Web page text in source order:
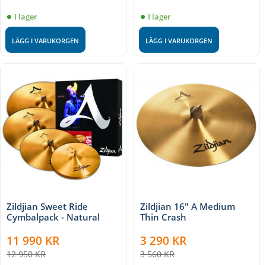
I lager
LÄGG I VARUKORGEN
I lager
LÄGG I VARUKORGEN
Zildjian Sweet Ride
Cymbalpack - Natural
11 990 KR
12 950KR
Zildjian 16" A Medium
Thin Crash
3 290 KR
3 560KR